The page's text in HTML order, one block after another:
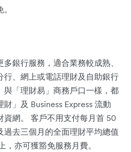
多銀行服務，適合業務較成熟、
行、網上或電話理財及自助銀行
與「理財易」商務戶口一樣，都
」及 Business Express 流動
資網。 客戶不用支付每月首 50
過去三個月的全面理財平均總值
亦可獲豁免服務月費。